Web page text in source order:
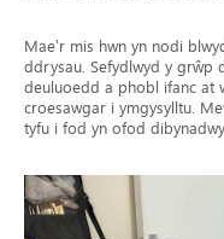
Mae’r mis hwn yn nodi
ddrysau. Sefydlwyd y grŵp
deuluoedd a phobl ifanc at
croesawgar i ymgysylltu.
tyfu i fod yn ofod